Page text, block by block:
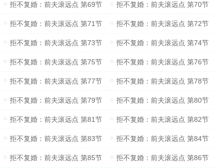
拒不复婚：前夫滚远点 第69节 拒不复婚：前夫滚远点 第70节
拒不复婚：前夫滚远点 第71节 拒不复婚：前夫滚远点 第72节
拒不复婚：前夫滚远点 第73节 拒不复婚：前夫滚远点 第74节
拒不复婚：前夫滚远点 第75节 拒不复婚：前夫滚远点 第76节
拒不复婚：前夫滚远点 第77节 拒不复婚：前夫滚远点 第78节
拒不复婚：前夫滚远点 第79节 拒不复婚：前夫滚远点 第80节
拒不复婚：前夫滚远点 第81节 拒不复婚：前夫滚远点 第82节
拒不复婚：前夫滚远点 第83节 拒不复婚：前夫滚远点 第84节
拒不复婚：前夫滚远点 第85节 拒不复婚：前夫滚远点 第86节